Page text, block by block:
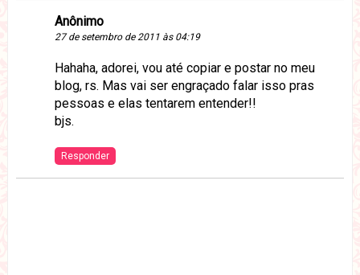
Anônimo
27 de setembro de 2011 às 04:19
Hahaha, adorei, vou até copiar e postar no meu
blog, rs. Mas vai ser engraçado falar isso pras
pessoas e elas tentarem entender!!
bjs.
Responder